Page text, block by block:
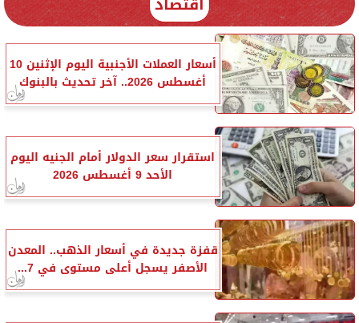
أسعار العملات الأجنبية اليوم الإثنين 10
أغسطس 2026.. آخر تحديث بالبنوك
استقرار سعر الدولار أمام الجنيه اليوم
الأحد 9 أغسطس 2026
قفزة جديدة في أسعار الذهب.. المعدن
الأصفر يسجل أعلى مستوى في 7...